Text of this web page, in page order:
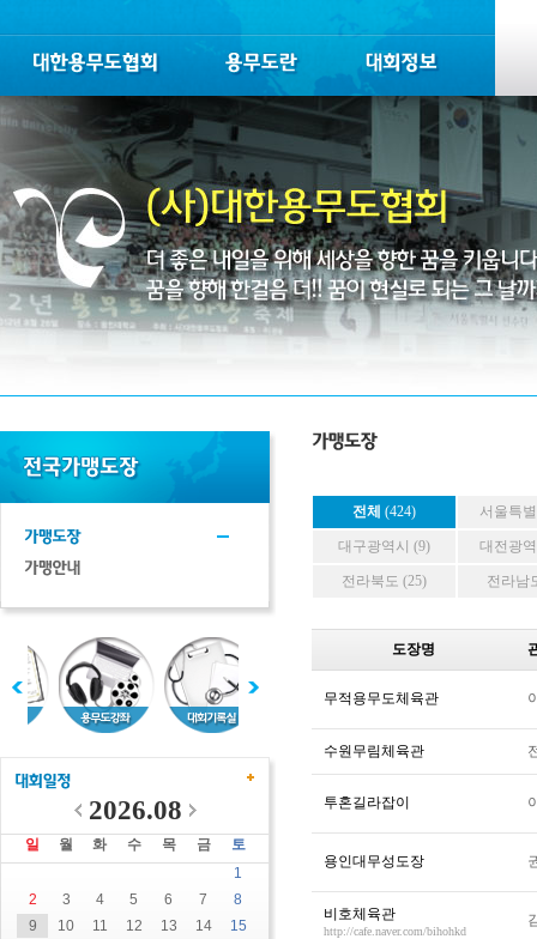
2026.08
일 월 화 수 목 금
토
1
2
3 4 5 6 7
8
9
10 11 12 13 14
15
전체 (424) 서울특
대구광역시 (9) 대전광
전라북도 (25) 전라남
도장명
무적용무도체육관
수원무림체육관
투혼길라잡이
용인대무성도장
비호체육관
http://cafe.naver.com/bihohkd